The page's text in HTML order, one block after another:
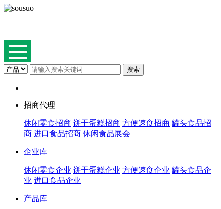
招商代理
休闲零食招商 饼干蛋糕招商 方便速食招商 罐头食品招
商 进口食品招商 休闲食品展会
企业库
休闲零食企业 饼干蛋糕企业 方便速食企业 罐头食品企
业 进口食品企业
产品库